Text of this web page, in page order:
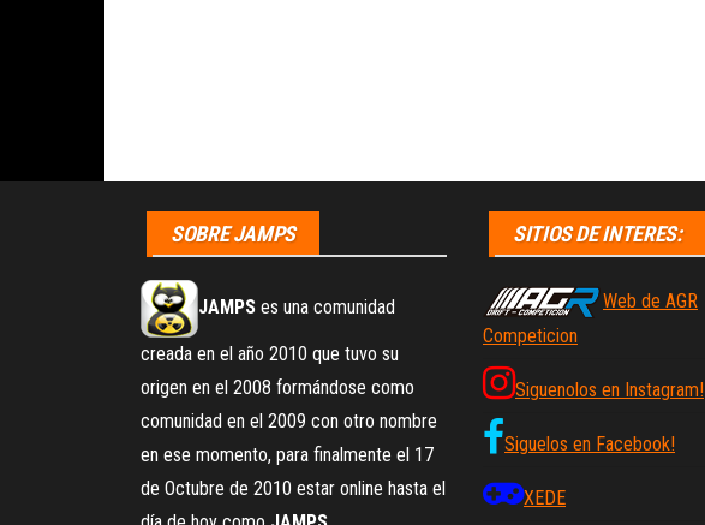
SOBRE JAMPS
JAMPS es una comunidad
creada en el año 2010 que tuvo su
origen en el 2008 formándose como
comunidad en el 2009 con otro nombre
en ese momento, para finalmente el 17
de Octubre de 2010 estar online hasta el
SITIOS DE INTERES:
Web de AGR
Competicion
Siguenolos en Instagram!
Siguelos en Facebook!
XEDE